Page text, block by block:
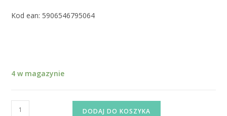
Kod ean: 5906546795064
4 w magazynie
DODAJ DO KOSZYKA